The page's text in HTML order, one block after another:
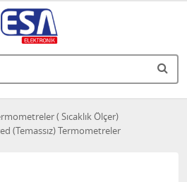
( Sıcaklık Ölçer)
(Temassız) Termometreler